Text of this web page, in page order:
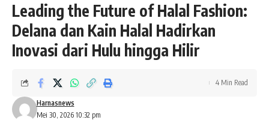
Leading the Future of Halal Fashion:
Delana dan Kain Halal Hadirkan
Inovasi dari Hulu hingga Hilir
Mei 30, 2026 10:32 pm
Harnasnews
4 Min Read